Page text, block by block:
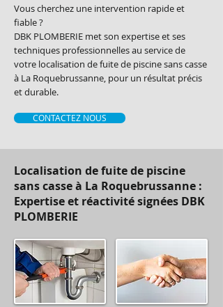
Vous cherchez une intervention rapide et
fiable ?
DBK PLOMBERIE met son expertise et ses
techniques professionnelles au service de
votre localisation de fuite de piscine sans casse
à La Roquebrussanne, pour un résultat précis
et durable.
CONTACTEZ NOUS
Localisation de fuite de piscine
sans casse à La Roquebrussanne :
Expertise et réactivité signées DBK
PLOMBERIE